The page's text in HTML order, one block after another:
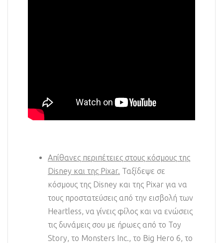
Απίθανες περιπέτειες στους κόσμους της
Disney και της Pixar. Ταξίδεψε σε
κόσμους της Disney και της Pixar για να
τους προστατεύσεις από την εισβολή των
Heartless, να γίνεις φίλος και να ενώσεις
τις δυνάμεις σου με ήρωες από το Toy
Story, το Monsters Inc., το Big Hero 6, το